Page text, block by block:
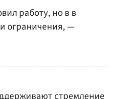
работу, но в в
ограничения, —
стремление